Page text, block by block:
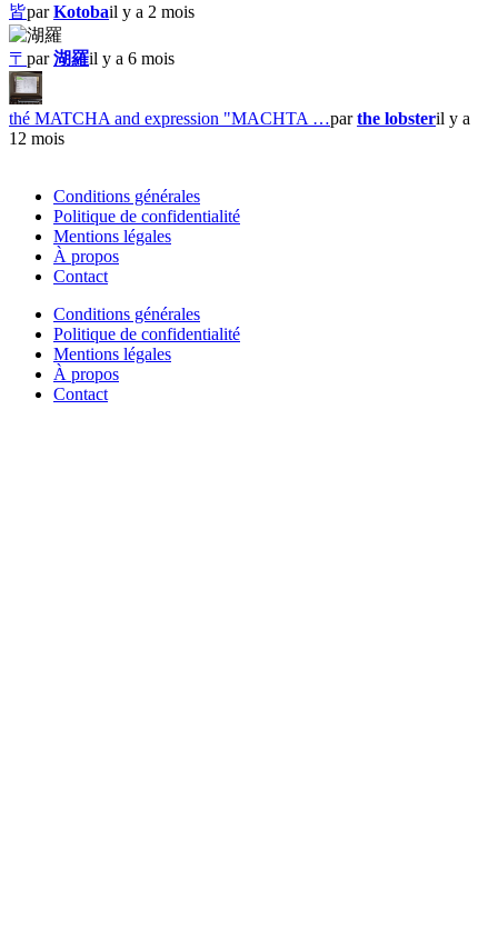
皆parKotobail y a 2 mois
〒 par湖羅il y a 6 mois
thé MATCHA and expression "MACHTA …parthe lobsteril y a
12 mois
Conditions générales
Politique de confidentialité
Mentions légales
À propos
Contact
Conditions générales
Politique de confidentialité
Mentions légales
À propos
Contact